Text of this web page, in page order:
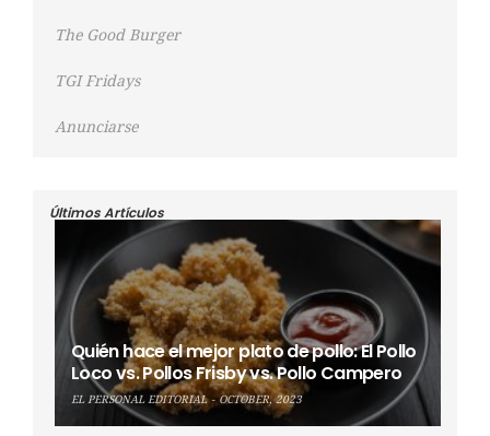
The Good Burger
TGI Fridays
Anunciarse
Últimos Artículos
Quién hace el mejor plato de pollo: El Pollo
Loco vs. Pollos Frisby vs. Pollo Campero
EL PERSONAL EDITORIAL OCTOBER, 2023